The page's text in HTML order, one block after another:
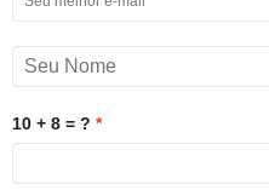
10 + 8 = ?